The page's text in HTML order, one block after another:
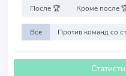
После 🏆 Кроме после
Все